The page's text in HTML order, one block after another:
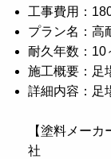
工事費用：
プラン名：高
耐久年数：10
施工概要：
詳細内容：
【塗料メー
社